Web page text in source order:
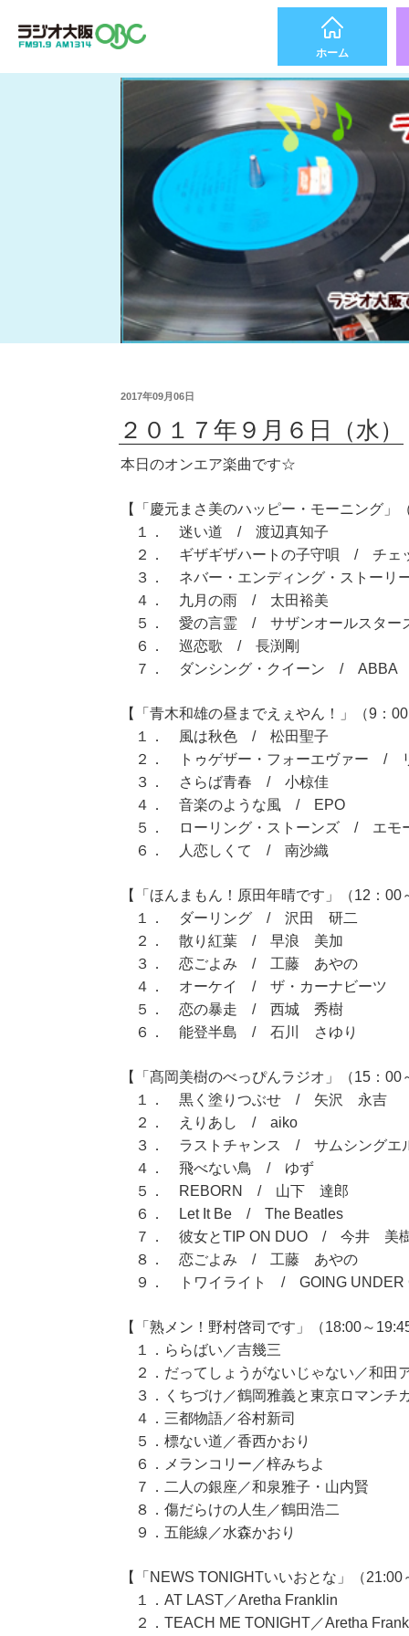
ホーム
2017年09月06日
２０１７年９月６日（水）
本日のオンエア楽曲です☆
【「慶元まさ美のハッピー・モーニング」
１． 迷い道 / 渡辺真知子
２． ギザギザハートの子守唄 / チェ
３． ネバー・エンディング・ストー
４． 九月の雨 / 太田裕美
５． 愛の言霊 / サザンオールスター
６． 巡恋歌 / 長渕剛
７． ダンシング・クイーン / ABBA
【「青木和雄の昼までえぇやん！」（9：
１． 風は秋色 / 松田聖子
２． トゥゲザー・フォーエヴァー /
３． さらば青春 / 小椋佳
４． 音楽のような風 / EPO
５． ローリング・ストーンズ / エモー
６． 人恋しくて / 南沙織
【「ほんまもん！原田年晴です」（12：00
１． ダーリング / 沢田 研二
２． 散り紅葉 / 早浪 美加
３． 恋ごよみ / 工藤 あやの
４． オーケイ / ザ・カーナビーツ
５． 恋の暴走 / 西城 秀樹
６． 能登半島 / 石川 さゆり
【「髙岡美樹のべっぴんラジオ」（15：00
１． 黒く塗りつぶせ / 矢沢 永吉
２． えりあし / aiko
３． ラストチャンス / サムシングエ
４． 飛べない鳥 / ゆず
５． REBORN / 山下 達郎
６． Let It Be / The Beatles
７． 彼女とTIP ON DUO / 今井 美
８． 恋ごよみ / 工藤 あやの
９． トワイライト / GOING UNDER
【「熟メン！野村啓司です」（18:00～
１．ららばい／吉幾三
２．だってしょうがないじゃない／和田
３．くちづけ／鶴岡雅義と東京ロマンチ
４．三都物語／谷村新司
５．標ない道／香西かおり
６．メランコリー／梓みちよ
７．二人の銀座／和泉雅子・山内賢
８．傷だらけの人生／鶴田浩二
９．五能線／水森かおり
【「NEWS TONIGHTいいおとな」（21:00
１．AT LAST／Aretha Franklin
２．TEACH ME TONIGHT／Aretha